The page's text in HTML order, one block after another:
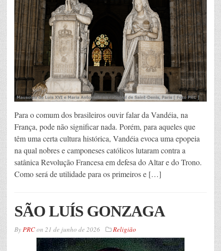
Para o comum dos brasileiros ouvir falar da Vandéia, na
França, pode não significar nada. Porém, para aqueles que
têm uma certa cultura histórica, Vandéia evoca uma epopeia
na qual nobres e camponeses católicos lutaram contra a
satânica Revolução Francesa em defesa do Altar e do Trono.
Como será de utilidade para os primeiros e […]
SÃO LUÍS GONZAGA
ByPRCon 21 de junho de 2026 Religião